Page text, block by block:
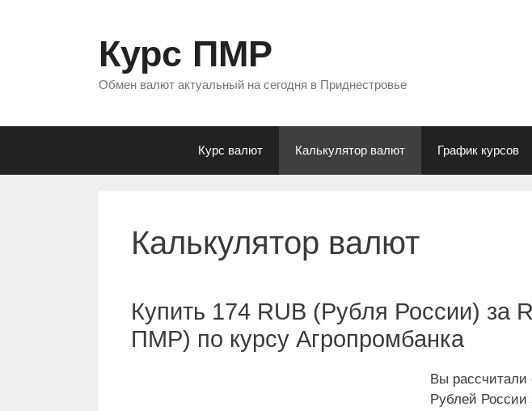
Курс ПМР
Обмен валют актуальный на сегодня в Приднестровье
Курс валют Калькулятор валют График курсов
Калькулятор валют
Купить 174 RUB (Рубля России) за
ПМР) по курсу Агропромбанка
Вы рассчитали
Рублей